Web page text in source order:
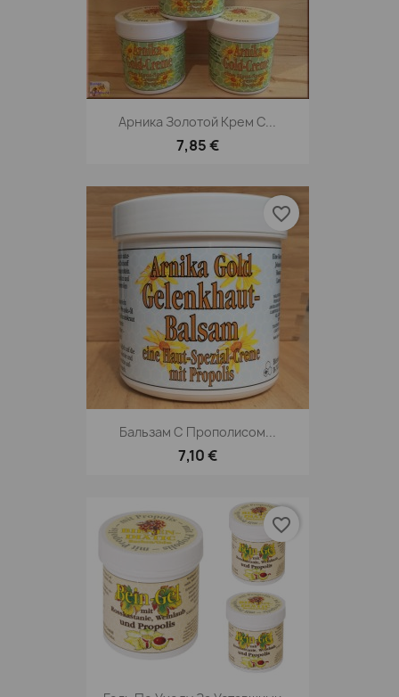
Арника Золотой Крем С...
7,85 €
Бальзам С Прополисом...
7,10 €
favorite_border
favorite_border